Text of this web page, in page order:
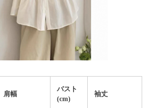
肩幅
バスト
(cm)
袖丈